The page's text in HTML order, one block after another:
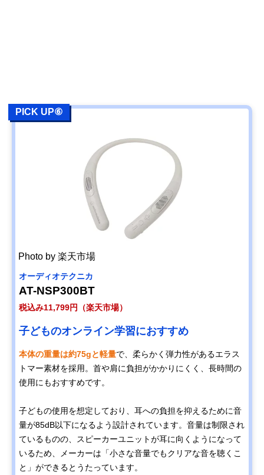
PICK UP⑥
Photo by 楽天市場
オーディオテクニカ
AT-NSP300BT
税込み11,799円（楽天市場）
子どものオンライン学習におすすめ
本体の重量は約75gと軽量で、柔らかく弾力性があるエラス
トマー素材を採用。首や肩に負担がかかりにくく、長時間の
使用にもおすすめです。
子どもの使用を想定しており、耳への負担を抑えるために音
量が85dB以下になるよう設計されています。音量は制限され
ているものの、スピーカーユニットが耳に向くようになって
いるため、メーカーは「小さな音量でもクリアな音を聴くこ
と」ができるとうたっています。